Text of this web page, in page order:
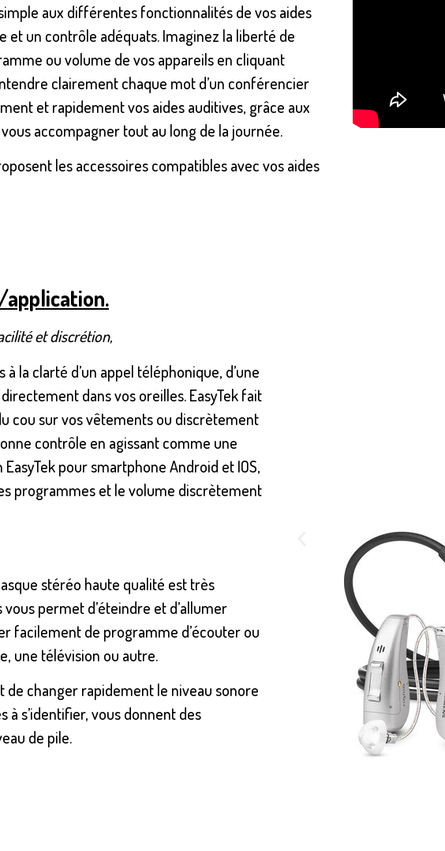
aux différentes fonctionnalités de vos aides
et un contrôle adéquats. Imaginez la liberté de
ou volume de vos appareils en cliquant
clairement chaque mot d’un conférencier
et rapidement vos aides auditives, grâce aux
accompagner tout au long de la journée.
les accessoires compatibles avec vos aides
application.
et discrétion,
la clarté d’un appel téléphonique, d’une
dans vos oreilles. EasyTek fait
cou sur vos vêtements ou discrètement
contrôle en agissant comme une
pour smartphone Android et IOS,
programmes et le volume discrètement
stéréo haute qualité est très
permet d’éteindre et d’allumer
facilement de programme d’écouter ou
une télévision ou autre.
changer rapidement le niveau sonore
à s’identifier, vous donnent des
de pile.